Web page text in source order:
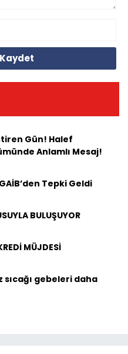
Gün! Halef
Anlamlı Mesaj!
Tepki Geldi
BULUŞUYOR
MÜJDESİ
sıcağı gebeleri daha